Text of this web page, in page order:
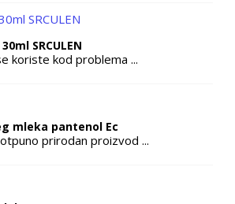
SRCULEN
koriste kod problema ...
mleka pantenol Ec
prirodan proizvod ...